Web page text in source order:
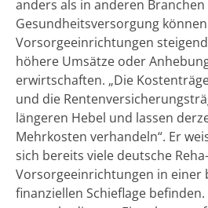
anders als in anderen
Gesundheitsversorgung
Vorsorgeeinrichtungen
höhere Umsätze oder
erwirtschaften. „Die
und die
längeren Hebel und lassen
Mehrkosten verhandeln“. Er
sich bereits viele deutsche
Vorsorgeeinrichtungen in einer
finanziellen Schieflage